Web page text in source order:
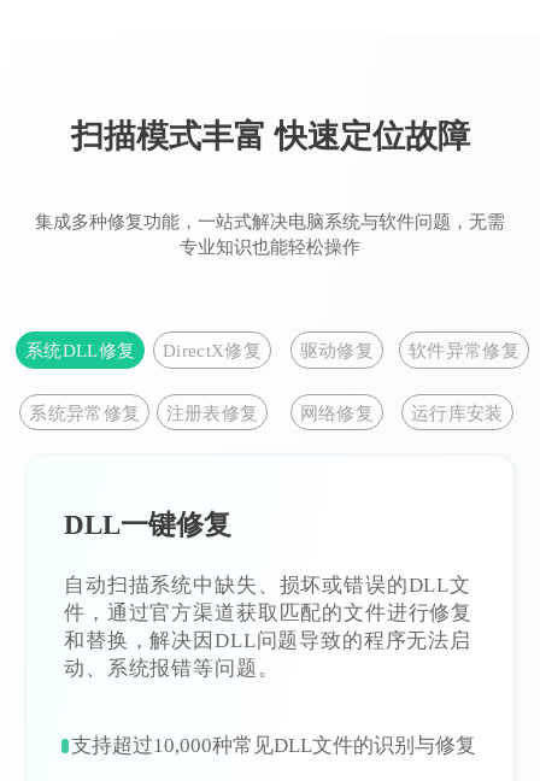
扫描模式丰富 快速定位故障
集成多种修复功能，一站式解决电脑系统与软件问题，无需
专业知识也能轻松操作
系统DLL修复 DirectX修复 驱动修复 软件异常修复
系统异常修复 注册表修复 网络修复 运行库安装
DLL一键修复
自动扫描系统中缺失、损坏或错误的DLL文
件，通过官方渠道获取匹配的文件进行修复
和替换，解决因DLL问题导致的程序无法启
动、系统报错等问题。
支持超过10,000种常见DLL文件的识别与修复